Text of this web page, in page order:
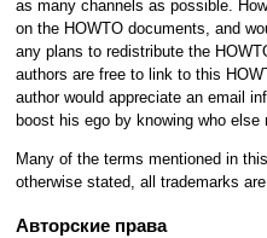
as many channels as possible.
on the HOWTO documents, and
any plans to redistribute the
authors are free to link to this
author would appreciate an email
boost his ego by knowing who
Many of the terms mentioned in
otherwise stated, all trademarks
Авторские права